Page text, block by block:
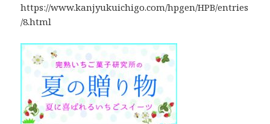
https://www.kanjyukuichigo.com/hpgen/HPB/entries
/8.html